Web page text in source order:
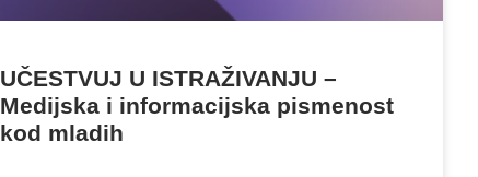
UČESTVUJ U ISTRAŽIVANJU –
Medijska i informacijska pismenost
kod mladih